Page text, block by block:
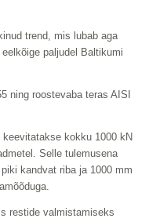
trend, mis lubab aga
paljudel Baltikumi
ning roostevaba teras AISI
kokku 1000 kN
Selle tulemusena
kandvat riba ja 1000 mm
restide valmistamiseks